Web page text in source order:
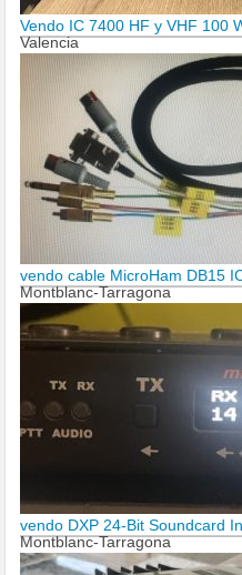
Vendo IC 7400 HF y VHF 100
Valencia
vendo cable MicroHam DB15
Montblanc-Tarragona
vendo DXP 24-Bit Soundcard
Montblanc-Tarragona